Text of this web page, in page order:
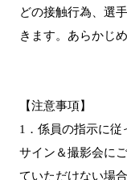
どの接触行為、選
きます。あらかじ
【注意事項】
1．係員の指示に従
サイン＆撮影会に
ていただけない場